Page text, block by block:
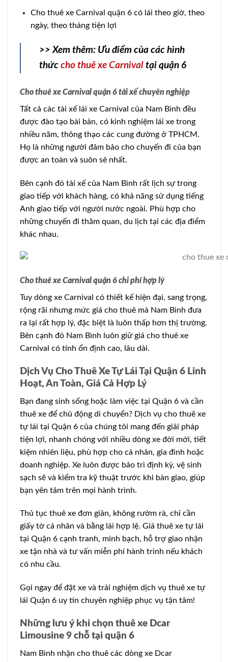
Cho thuê xe Carnival quận 6 có lái theo giờ, theo
ngày, theo tháng tiện lợi
>> Xem thêm: Ưu điểm của các hình
thức cho thuê xe Carnival tại quận 6
Cho thuê xe Carnival quận 6 tài xế chuyên nghiệp
Tất cả các tài xế lái xe Carnival của Nam Bình đều
được đào tạo bài bản, có kinh nghiệm lái xe trong
nhiều năm, thông thạo các cung đường ở TPHCM.
Họ là những người đảm bảo cho chuyến đi của bạn
được an toàn và suôn sẻ nhất.
Bên cạnh đó tài xế của Nam Bình rất lịch sự trong
giao tiếp với khách hàng, có khả năng sử dụng tiếng
Anh giao tiếp với người nước ngoài. Phù hợp cho
những chuyến đi thăm quan, du lịch tại các địa điểm
khác nhau.
Cho thuê xe Carnival quận 6 chi phí hợp lý
Tuy dòng xe Carnival có thiết kế hiện đại, sang trọng,
rộng rãi nhưng mức giá cho thuê mà Nam Bình đưa
ra lại rất hợp lý, đặc biệt là luôn thấp hơn thị trường.
Bên cạnh đó Nam Bình luôn giữ giá cho thuê xe
Carnival có tính ổn định cao, lâu dài.
Dịch Vụ Cho Thuê Xe Tự Lái Tại Quận 6 Linh
Hoạt, An Toàn, Giá Cả Hợp Lý
Bạn đang sinh sống hoặc làm việc tại Quận 6 và cần
thuê xe để chủ động di chuyển? Dịch vụ cho thuê xe
tự lái tại Quận 6 của chúng tôi mang đến giải pháp
tiện lợi, nhanh chóng với nhiều dòng xe đời mới, tiết
kiệm nhiên liệu, phù hợp cho cá nhân, gia đình hoặc
doanh nghiệp. Xe luôn được bảo trì định kỳ, vệ sinh
sạch sẽ và kiểm tra kỹ thuật trước khi bàn giao, giúp
bạn yên tâm trên mọi hành trình.
Thủ tục thuê xe đơn giản, không rườm rà, chỉ cần
giấy tờ cá nhân và bằng lái hợp lệ. Giá thuê xe tự lái
tại Quận 6 cạnh tranh, minh bạch, hỗ trợ giao nhận
xe tận nhà và tư vấn miễn phí hành trình nếu khách
có nhu cầu.
Gọi ngay để đặt xe và trải nghiệm dịch vụ thuê xe tự
lái Quận 6 uy tín chuyên nghiệp phục vụ tận tâm!
Những lưu ý khi chọn thuê xe Dcar
Limousine 9 chỗ tại quận 6
Nam Bình nhận cho thuê các dòng xe Dcar